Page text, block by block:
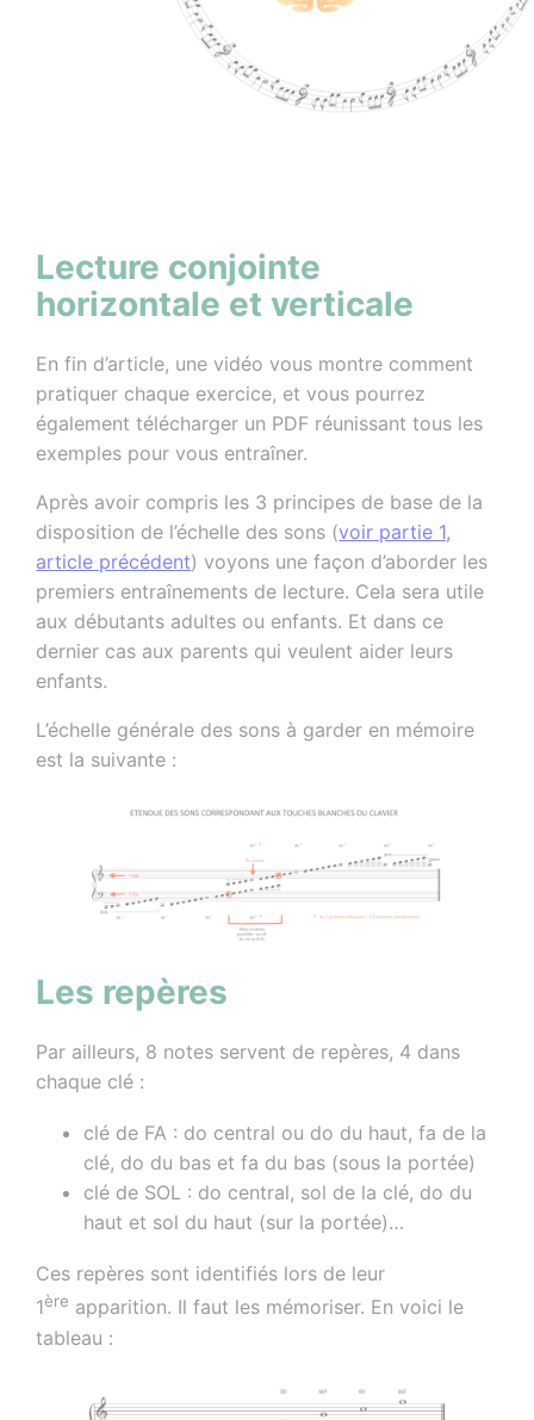
Lecture conjointe
horizontale et verticale
En fin d’article, une vidéo vous montre comment
pratiquer chaque exercice, et vous pourrez
également télécharger un PDF réunissant tous les
exemples pour vous entraîner.
Après avoir compris les 3 principes de base de la
disposition de l’échelle des sons (voir partie 1,
article précédent) voyons une façon d’aborder les
premiers entraînements de lecture. Cela sera utile
aux débutants adultes ou enfants. Et dans ce
dernier cas aux parents qui veulent aider leurs
enfants.
L’échelle générale des sons à garder en mémoire
est la suivante :
Les repères
Par ailleurs, 8 notes servent de repères, 4 dans
chaque clé :
clé de FA : do central ou do du haut, fa de la
clé, do du bas et fa du bas (sous la portée)
clé de SOL : do central, sol de la clé, do du
haut et sol du haut (sur la portée)…
Ces repères sont identifiés lors de leur
1ère apparition. Il faut les mémoriser. En voici le
tableau :